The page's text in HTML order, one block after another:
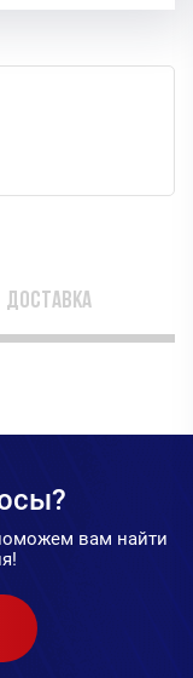
Доставка
вам найти